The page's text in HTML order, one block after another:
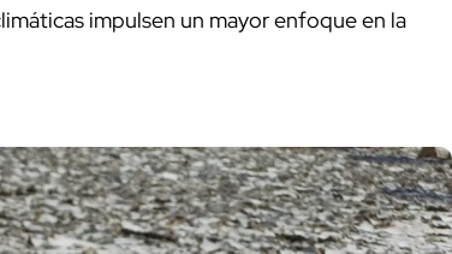
impulsen un mayor enfoque en la